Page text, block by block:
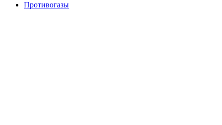
Противогазы